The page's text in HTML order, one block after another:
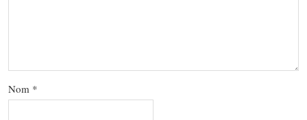
Nom *